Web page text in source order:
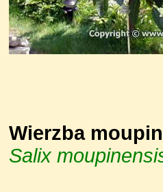
Wierzba
Salix